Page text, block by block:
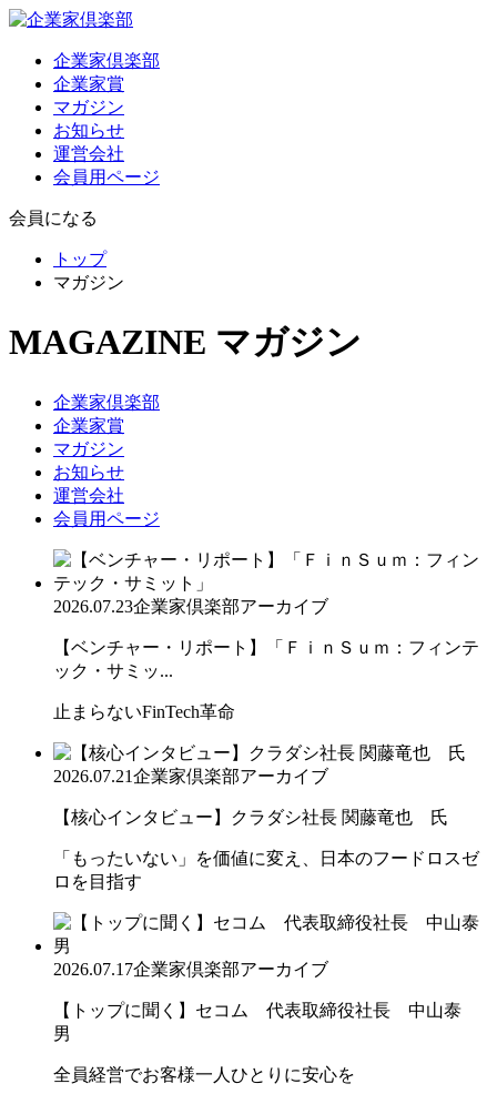
企業家倶楽部
企業家賞
マガジン
お知らせ
運営会社
会員用ページ
会員になる
トップ
マガジン
MAGAZINE マガジン
企業家倶楽部
企業家賞
マガジン
お知らせ
運営会社
会員用ページ
2026.07.23企業家倶楽部アーカイブ
【ベンチャー・リポート】「ＦｉｎＳｕｍ：フィンテ
ック・サミッ...
止まらないFinTech革命
2026.07.21企業家倶楽部アーカイブ
【核心インタビュー】クラダシ社長 関藤竜也 氏
「もったいない」を価値に変え、日本のフードロスゼ
ロを目指す
2026.07.17企業家倶楽部アーカイブ
【トップに聞く】セコム 代表取締役社長 中山泰
男
全員経営でお客様一人ひとりに安心を